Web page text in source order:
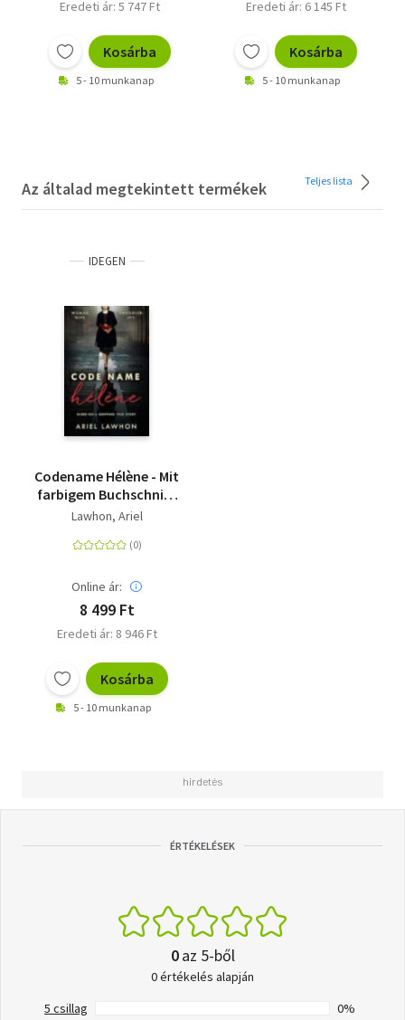
Eredeti ár: 5 747 Ft
Kosárba
5 - 10 munkanap
Eredeti ár: 6 145 Ft
Kosárba
5 - 10 munkanap
Az általad megtekintett termékek Teljes lista
IDEGEN
Codename Hélène - Mit
farbigem Buchschnitt
in limitierter Auflage
Lawhon, Ariel
Online ár:
8 499 Ft
Eredeti ár: 8 946 Ft
Kosárba
5 - 10 munkanap
ÉRTÉKELÉSEK
0az 5-ből
0 értékelés alapján
5 csillag
0%